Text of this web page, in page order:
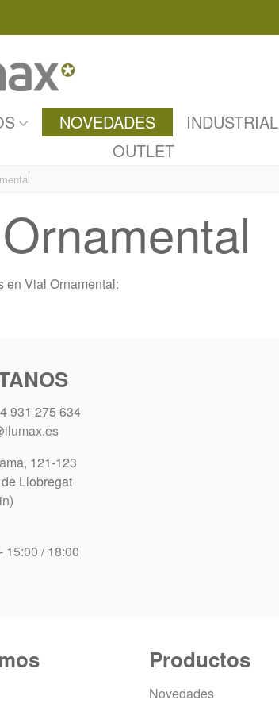
NOVEDADES INDUSTRIAL
OUTLET
en Vial Ornamental:
931 275 634
121-123
Llobregat
15:00 / 18:00
Productos
Novedades